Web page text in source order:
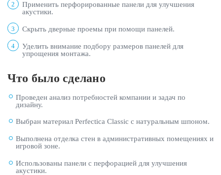
2
Применить перфорированные панели для улучшения
акустики.
3 Скрыть дверные проемы при помощи панелей.
4
Уделить внимание подбору размеров панелей для
упрощения монтажа.
Что было сделано
Проведен анализ потребностей компании и задач по
дизайну.
Выбран материал Perfectica Classic с натуральным шпоном.
Выполнена отделка стен в административных помещениях и
игровой зоне.
Использованы панели с перфорацией для улучшения
акустики.